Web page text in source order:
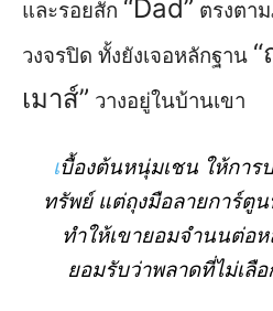
และรอยสัก “Dad” ตรงตา
วงจรปิด ทั้งยังเจอหลักฐาน
เมาส์” วางอยู่ในบ้านเขา
เบื้องต้นหนุ่มเชน ให้การ
ทรัพย์ แต่ถุงมือลายการ์ตู
ทำให้เขายอมจำนนต่อ
ยอมรับว่าพลาดที่ไม่เลื